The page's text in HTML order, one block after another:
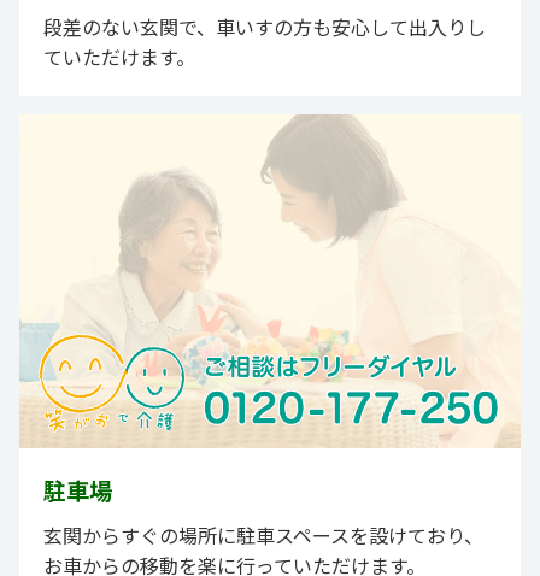
段差のない玄関で、車いすの方も安心して出入りし
ていただけます。
駐車場
玄関からすぐの場所に駐車スペースを設けており、
お車からの移動を楽に行っていただけます。